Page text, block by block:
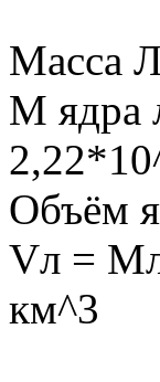
Масса
M ядра
Объём
Vл =
км^3